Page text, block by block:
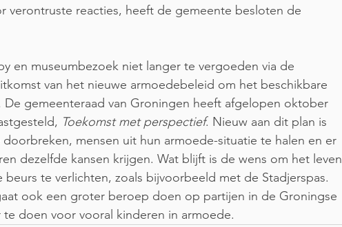
verontruste reacties, heeft de gemeente besloten de
en museumbezoek niet langer te vergoeden via de
van het nieuwe armoedebeleid om het beschikbare
gemeenteraad van Groningen heeft afgelopen oktober
Toekomst met perspectief. Nieuw aan dit plan is
mensen uit hun armoede-situatie te halen en er
dezelfde kansen krijgen. Wat blijft is de wens om het leven
te verlichten, zoals bijvoorbeeld met de Stadjerspas.
ook een groter beroep doen op partijen in de Groningse
doen voor vooral kinderen in armoede.